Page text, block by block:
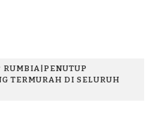
RUMBIA|PENUTUP
TERMURAH DI SELURUH